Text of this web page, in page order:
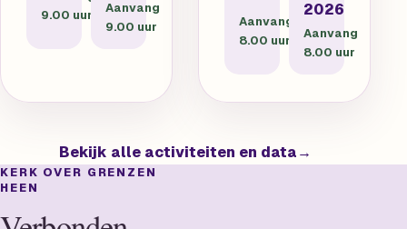
9.00 uur
Aanvang
9.00 uur
Aanvang
8.00 uur
2026
Aanvang
8.00 uur
Bekijk alle activiteiten en data→
KERK OVER GRENZEN
HEEN